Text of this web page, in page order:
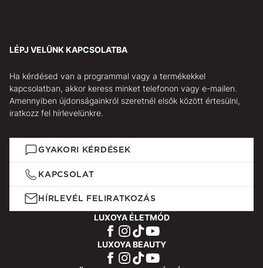
LÉPJ VELÜNK KAPCSOLATBA
Ha kérdésed van a programmal vagy a termékekkel
kapcsolatban, akkor keress minket telefonon vagy e-mailen.
Amennyiben újdonságainkról szeretnél elsők között értesülni,
iratkozz fel hírlevelünkre.
GYAKORI KÉRDÉSEK
KAPCSOLAT
HÍRLEVÉL FELIRATKOZÁS
LUXOYA ÉLETMÓD
LUXOYA BEAUTY